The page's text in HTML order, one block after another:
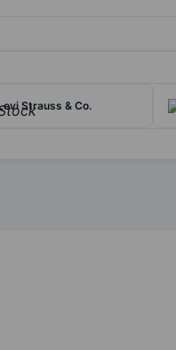
Strauss & Co.